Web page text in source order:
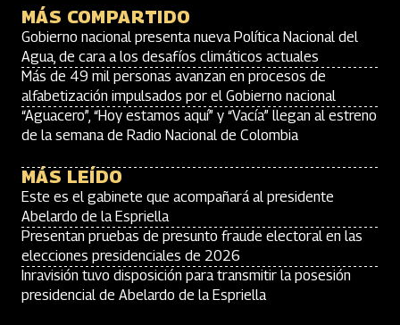
MÁS COMPARTIDO
Gobierno nacional presenta nueva Política Nacional del
Agua, de cara a los desafíos climáticos actuales
Más de 49 mil personas avanzan en procesos de
alfabetización impulsados por el Gobierno nacional
“Aguacero”, “Hoy estamos aquí” y “Vacía” llegan al estreno
de la semana de Radio Nacional de Colombia
MÁS LEÍDO
Este es el gabinete que acompañará al presidente
Abelardo de la Espriella
Presentan pruebas de presunto fraude electoral en las
elecciones presidenciales de 2026
Inravisión tuvo disposición para transmitir la posesión
presidencial de Abelardo de la Espriella